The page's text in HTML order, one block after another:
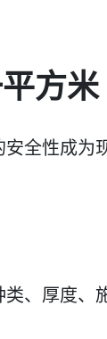
方米
全性成
、厚度、